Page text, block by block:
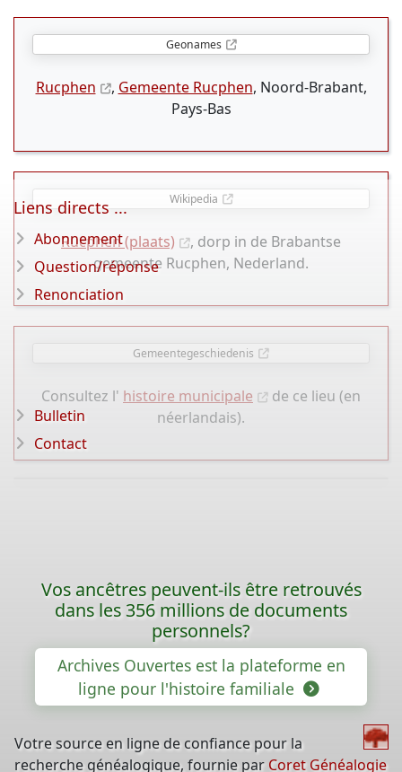
Geonames
Rucphen , Gemeente Rucphen, Noord-Brabant,
Pays-Bas
Wikipedia
Rucphen (plaats)
, dorp in de Brabantse
gemeente Rucphen, Nederland.
Gemeentegeschiedenis
Consultez l' histoire municipale
de ce lieu (en
néerlandais).
Liens directs ...
Abonnement
Question/réponse
Renonciation
Bulletin
Contact
Vos ancêtres peuvent-ils être retrouvés
dans les 356 millions de documents
personnels?
Archives Ouvertes est la plateforme en
ligne pour l'histoire familiale
Votre source en ligne de confiance pour la
recherche généalogique, fournie par Coret Généalogie